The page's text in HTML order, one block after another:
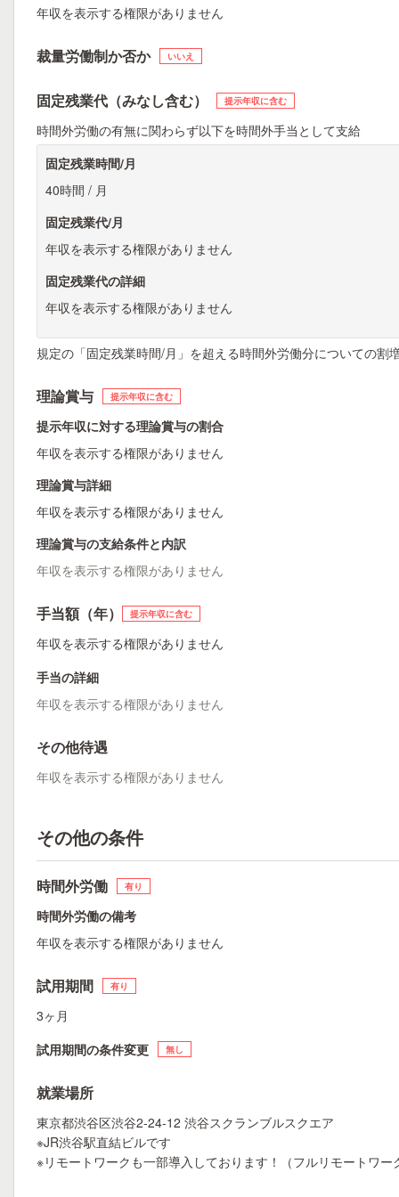
年収を表示する権限がありません
裁量労働制か否か いいえ
固定残業代（みなし含む） 提示年収に含む
時間外労働の有無に関わらず以下を時間外手当として支給
固定残業時間/月
40時間 / 月
固定残業代/月
年収を表示する権限がありません
固定残業代の詳細
年収を表示する権限がありません
規定の「固定残業時間/月」を超える時間外労働分についての割
理論賞与 提示年収に含む
提示年収に対する理論賞与の割合
年収を表示する権限がありません
理論賞与詳細
年収を表示する権限がありません
理論賞与の支給条件と内訳
年収を表示する権限がありません
手当額（年） 提示年収に含む
年収を表示する権限がありません
手当の詳細
年収を表示する権限がありません
その他待遇
年収を表示する権限がありません
その他の条件
時間外労働 有り
時間外労働の備考
年収を表示する権限がありません
試用期間 有り
3ヶ月
試用期間の条件変更
無し
就業場所
東京都渋谷区渋谷2-24-12 渋谷スクランブルスクエア
※JR渋谷駅直結ビルです
※リモートワークも一部導入しております！（フルリモートワー